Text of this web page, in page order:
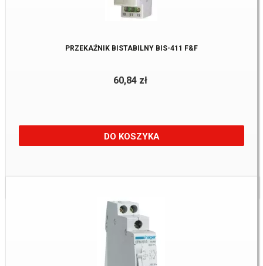
PRZEKAŹNIK BISTABILNY BIS-411 F&F
60,84 zł
DO KOSZYKA
Dostępne:6 Szt.